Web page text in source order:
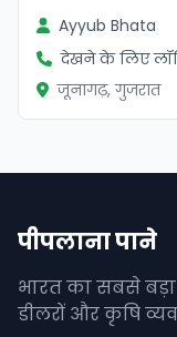
Ayyub Bhata
देखने के लिए
जूनागढ़, गुजरात
पीपलाना पाने
भारत का सबसे बड़ा
डीलरों और कृषि